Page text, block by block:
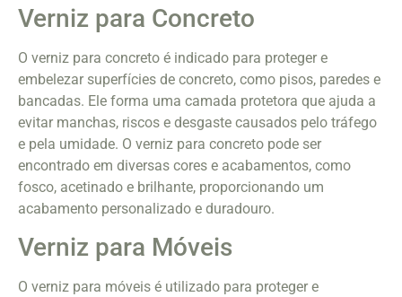
Verniz para Concreto
O verniz para concreto é indicado para proteger e
embelezar superfícies de concreto, como pisos, paredes e
bancadas. Ele forma uma camada protetora que ajuda a
evitar manchas, riscos e desgaste causados pelo tráfego
e pela umidade. O verniz para concreto pode ser
encontrado em diversas cores e acabamentos, como
fosco, acetinado e brilhante, proporcionando um
acabamento personalizado e duradouro.
Verniz para Móveis
O verniz para móveis é utilizado para proteger e